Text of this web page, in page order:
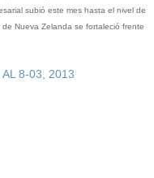
subió este mes hasta el nivel de
Nueva Zelanda se fortaleció frente
8-03, 2013